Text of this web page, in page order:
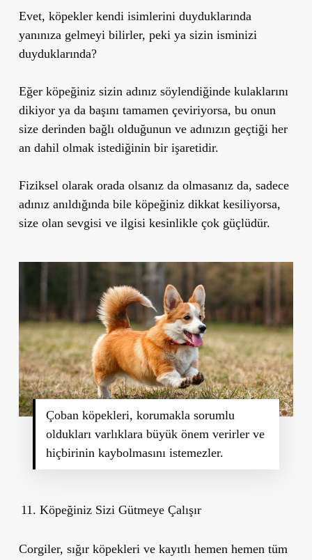
Evet, köpekler kendi isimlerini duyduklarında
yanınıza gelmeyi bilirler, peki ya sizin isminizi
duyduklarında?
Eğer köpeğiniz sizin adınız söylendiğinde kulaklarını
dikiyor ya da başını tamamen çeviriyorsa, bu onun
size derinden bağlı olduğunun ve adınızın geçtiği her
an dahil olmak istediğininbir işaretidir.
Fiziksel olarak orada olsanız da olmasanız da, sadece
adınız anıldığında bile köpeğiniz dikkat kesiliyorsa,
size olan sevgisi ve ilgisi kesinlikle çok güçlüdür.
Çoban köpekleri, korumakla sorumlu
oldukları varlıklara büyük önem verirler ve
hiçbirinin kaybolmasını istemezler.
Köpeğiniz Sizi Gütmeye Çalışır
Corgiler, sığır köpekleri ve kayıtlı hemen hemen tüm